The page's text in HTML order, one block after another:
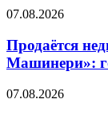
07.08.2026
Продаётся
Машинери»:
07.08.2026